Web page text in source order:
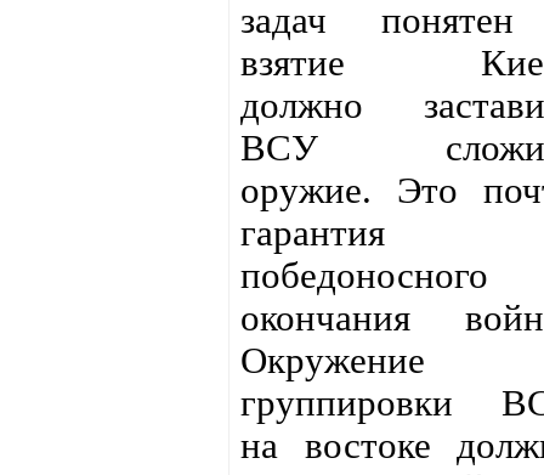
задач
взятие
должно
ВСУ
оружие. Это
гарантия
победоносного
окончания
Окружение
группировки
на востоке